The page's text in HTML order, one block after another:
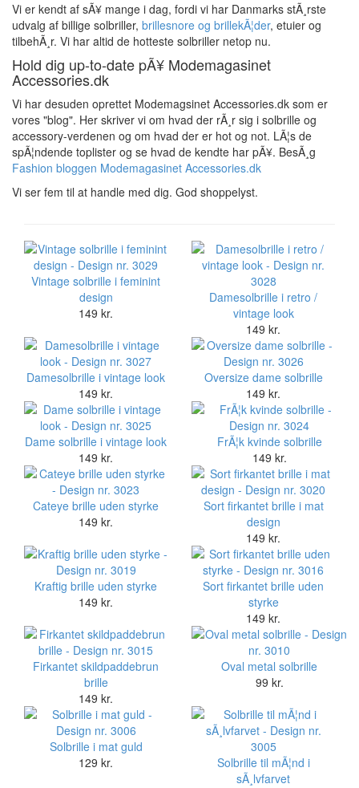
udvalg af billige solbriller, brillesnore og brillekÃ¦der, etuier og
tilbehÃ¸r. Vi har altid de hotteste solbriller netop nu.
Hold dig up-to-date pÃ¥Modemagasinet
Accessories.dk
Vi har desuden oprettet Modemagsinet Accessories.dk som er
vores "blog". Her skriver vi om hvad der rÃ¸r sig i solbrille og
accessory-verdenen og om hvad der er hot og not. LÃ¦s de
spÃ¦ndende toplister og se hvad de kendte har pÃ¥. BesÃ¸g
Fashion bloggen Modemagasinet Accessories.dk
Vi ser fem til at handle med dig. God shoppelyst.
Vintage solbrille i feminint
design
149 kr.
Damesolbrille i retro /
vintage look
149 kr.
Damesolbrille i vintage look
149 kr.
Oversize dame solbrille
149 kr.
Dame solbrille i vintage look
149 kr.
FrÃ¦k kvinde solbrille
149 kr.
Cateye brille uden styrke
149 kr.
Sort firkantet brille i mat
design
149 kr.
Kraftig brille uden styrke
149 kr.
Sort firkantet brille uden
styrke
149 kr.
Firkantet skildpaddebrun
brille
149 kr.
Oval metal solbrille
99 kr.
Solbrille i mat guld
129 kr.
Solbrille til mÃ¦nd i
sÃ¸lvfarvet
129 kr.